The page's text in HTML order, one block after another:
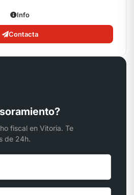
Info
Contacta
fiscal en Vitoria. Te
de 24h.